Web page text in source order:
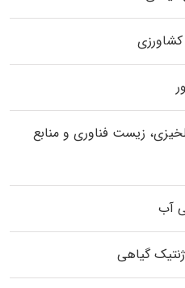
زیست فناوری و منابع
آب
گیاهی